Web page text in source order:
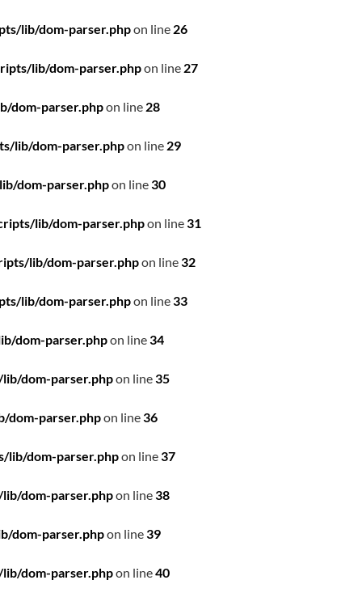
lib/dom-parser.phpon line 26
lib/dom-parser.phpon line 27
dom-parser.phpon line 28
lib/dom-parser.phpon line 29
dom-parser.phpon line30
lib/dom-parser.phpon line31
lib/dom-parser.phpon line32
lib/dom-parser.phpon line33
dom-parser.phpon line34
dom-parser.phpon line35
dom-parser.phpon line36
dom-parser.phpon line37
dom-parser.phpon line38
dom-parser.phpon line39
dom-parser.phpon line40